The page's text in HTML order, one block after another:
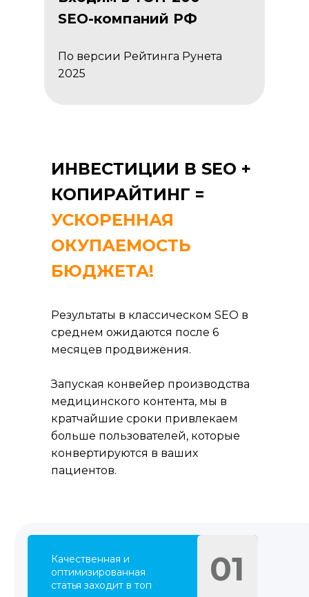
SEO-компаний РФ
По версии Рейтинга Рунета
2025
ИНВЕСТИЦИИ В SEO +
КОПИРАЙТИНГ =
УСКОРЕННАЯ
ОКУПАЕМОСТЬ
БЮДЖЕТА!
Результаты в классическом SEO в
среднем ожидаются после 6
месяцев продвижения.
Запуская конвейер производства
медицинского контента, мы в
кратчайшие сроки привлекаем
больше пользователей, которые
конвертируются в ваших
пациентов.
01
Качественная и
оптимизированная
статья заходит в топ